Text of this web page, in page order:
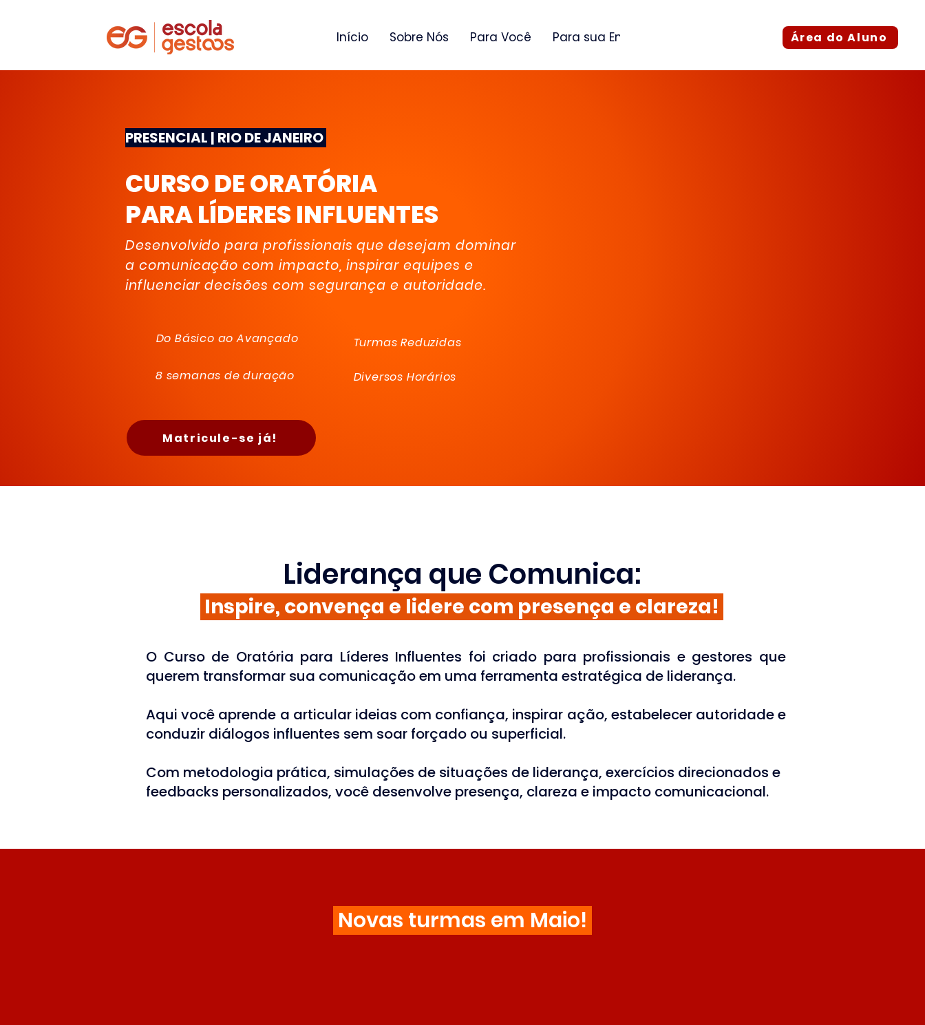
Início Sobre Nós Para Você Para sua Empresa Área do Aluno
PRESENCIAL | RIO DE JANEIRO
CURSO DE ORATÓRIA
PARA LÍDERES INFLUENTES
Desenvolvido para profissionais que desejam dominar
a comunicação com impacto, inspirar equipes e
influenciar decisões com segurança e autoridade.
Do Básico ao Avançado Turmas Reduzidas
8 semanas de duração Diversos Horários
Matricule-se já!
Liderança que Comunica:
Inspire, convença e lidere com presença e clareza!
O Curso de Oratória para Líderes Influentes foi criado para profissionais e gestores que
querem transformar sua comunicação em uma ferramenta estratégica de liderança.
Aqui você aprende a articular ideias com confiança, inspirar ação, estabelecer autoridade e
conduzir diálogos influentes sem soar forçado ou superficial.
Com metodologia prática, simulações de situações de liderança, exercícios direcionados e
feedbacks personalizados, você desenvolve presença, clareza e impacto comunicacional.
Novas turmas em Maio!